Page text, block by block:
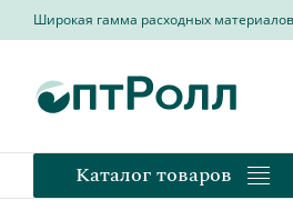
Широкая гамма расходных
Каталог товаров